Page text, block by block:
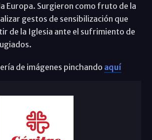
Europa. Surgieron como fruto de la
gestos de sensibilización que
de la Iglesia ante el sufrimiento de
de imágenes pinchando aquí